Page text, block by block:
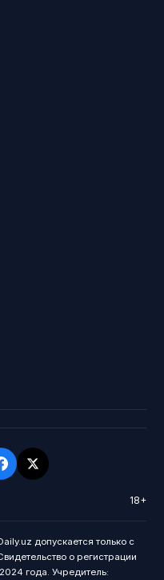
18+
допускается только с
о регистрации
года. Учредитель: